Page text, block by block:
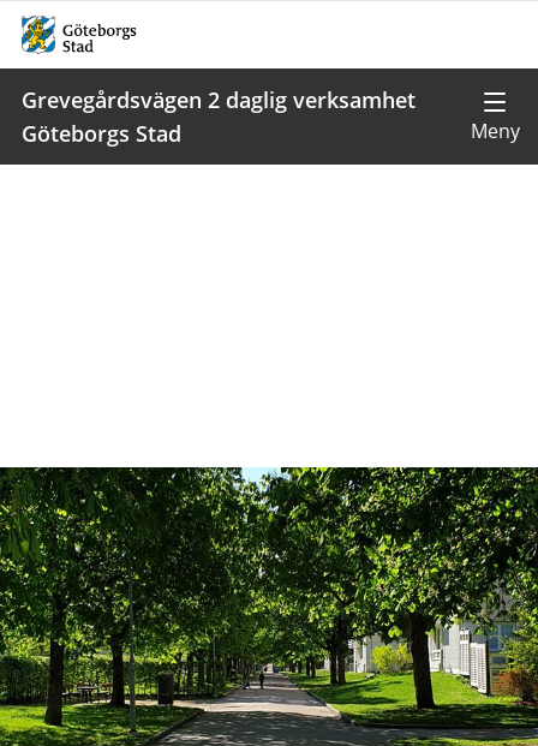
Grevegårdsvägen 2 daglig verksamhet
Göteborgs Stad